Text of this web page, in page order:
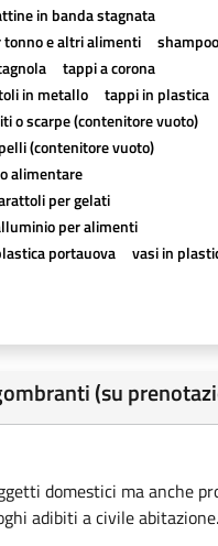
in banda stagnata
e altri alimenti
shampoo
tappi a corona
in metallo
tappi in plastica
o scarpe (contenitore vuoto)
(contenitore vuoto)
alimentare
per gelati
per alimenti
portauova
vasi in
(su
domestici ma anche
adibiti a civile abitazione.